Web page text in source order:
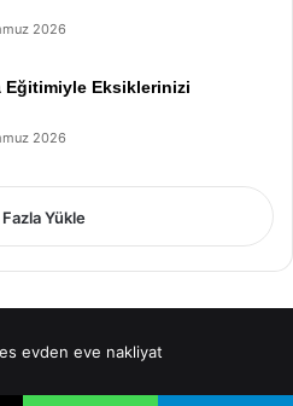
2026
Eğitimiyle Eksiklerinizi
2026
Fazla Yükle
evden eve nakliyat